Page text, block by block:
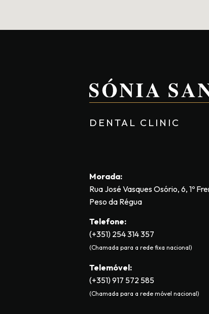
DENTAL CLINIC
Morada:
Rua José Vasques Osório, 6, 1º
Peso da Régua
Telefone:
(+351) 254 314 357
(Chamada para a rede fixa nacional)
Telemóvel:
(+351) 917 572 585
(Chamada para a rede móvel nacional)